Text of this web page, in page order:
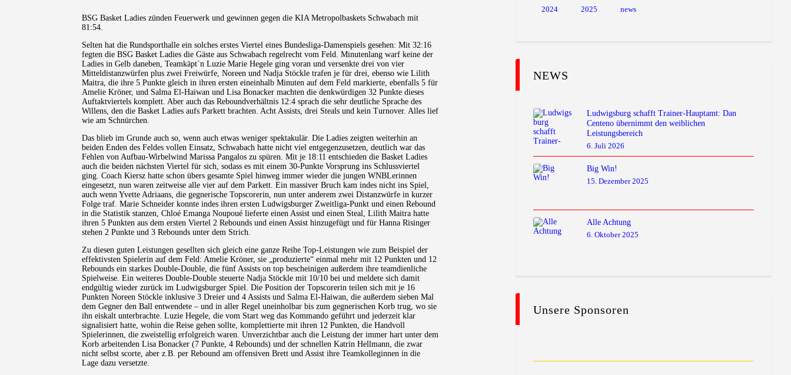
BSG Basket Ladies zünden Feuerwerk und gewinnen gegen die KIA Metropolbaskets Schwabach mit
81:54.
Selten hat die Rundsporthalle ein solches erstes Viertel eines Bundesliga-Damenspiels gesehen: Mit 32:16
fegten die BSG Basket Ladies die Gäste aus Schwabach regelrecht vom Feld. Minutenlang warf keine der
Ladies in Gelb daneben, Teamkäpt`n Luzie Marie Hegele ging voran und versenkte drei von vier
Mitteldistanzwürfen plus zwei Freiwürfe, Noreen und Nadja Stöckle trafen je für drei, ebenso wie Lilith
Maitra, die ihre 5 Punkte gleich in ihren ersten eineinhalb Minuten auf dem Feld markierte, ebenfalls 5 für
Amelie Kröner, und Salma El-Haiwan und Lisa Bonacker machten die denkwürdigen 32 Punkte dieses
Auftaktviertels komplett. Aber auch das Reboundverhältnis 12:4 sprach die sehr deutliche Sprache des
Willens, den die Basket Ladies aufs Parkett brachten. Acht Assists, drei Steals und kein Turnover. Alles lief
wie am Schnürchen.
Das blieb im Grunde auch so, wenn auch etwas weniger spektakulär. Die Ladies zeigten weiterhin an
beiden Enden des Feldes vollen Einsatz, Schwabach hatte nicht viel entgegenzusetzen, deutlich war das
Fehlen von Aufbau-Wirbelwind Marissa Pangalos zu spüren. Mit je 18:11 entschieden die Basket Ladies
auch die beiden nächsten Viertel für sich, sodass es mit einem 30-Punkte Vorsprung ins Schlussviertel
ging. Coach Kiersz hatte schon übers gesamte Spiel hinweg immer wieder die jungen WNBLerinnen
eingesetzt, nun waren zeitweise alle vier auf dem Parkett. Ein massiver Bruch kam indes nicht ins Spiel,
auch wenn Yvette Adriaans, die gegnerische Topscorerin, nun unter anderem zwei Distanzwürfe in kurzer
Folge traf. Marie Schneider konnte indes ihren ersten Ludwigsburger Zweitliga-Punkt und einen Rebound
in die Statistik stanzen, Chloé Emanga Noupoué lieferte einen Assist und einen Steal, Lilith Maitra hatte
ihren 5 Punkten aus dem ersten Viertel 2 Rebounds und einen Assist hinzugefügt und für Hanna Risinger
stehen 2 Punkte und 3 Rebounds unter dem Strich.
Zu diesen guten Leistungen gesellten sich gleich eine ganze Reihe Top-Leistungen wie zum Beispiel der
effektivsten Spielerin auf dem Feld: Amelie Kröner, sie „produzierte“ einmal mehr mit 12 Punkten und 12
Rebounds ein starkes Double-Double, die fünf Assists on top bescheinigen außerdem ihre teamdienliche
Spielweise. Ein weiteres Double-Double steuerte Nadja Stöckle mit 10/10 bei und meldete sich damit
endgültig wieder zurück im Ludwigsburger Spiel. Die Position der Topscorerin teilen sich mit je 16
Punkten Noreen Stöckle inklusive 3 Dreier und 4 Assists und Salma El-Haiwan, die außerdem sieben Mal
dem Gegner den Ball entwendete – und in aller Regel uneinholbar bis zum gegnerischen Korb trug, wo sie
ihn eiskalt unterbrachte. Luzie Hegele, die vom Start weg das Kommando geführt und jederzeit klar
signalisiert hatte, wohin die Reise gehen sollte, komplettierte mit ihren 12 Punkten, die Handvoll
Spielerinnen, die zweistellig erfolgreich waren. Unverzichtbar auch die Leistung der immer hart unter dem
Korb arbeitenden Lisa Bonacker (7 Punkte, 4 Rebounds) und der schnellen Katrin Hellmann, die zwar
nicht selbst scorte, aber z.B. per Rebound am offensiven Brett und Assist ihre Teamkolleginnen in die
Lage dazu versetzte.
2024 2025 news
NEWS
Ludwigsburg schafft Trainer-Hauptamt: Dan
Centeno übernimmt den weiblichen
Leistungsbereich
6. Juli 2026
Big Win!
15. Dezember 2025
Alle Achtung
6. Oktober 2025
Unsere Sponsoren